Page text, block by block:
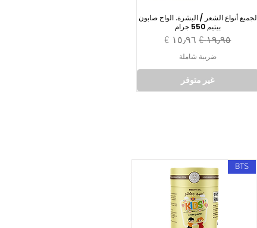
لجميع أنواع الشعر / البشرة. الواح صابون
بيتيم 550 جرام
سعر عادي‏١٩٫٩٥ € سعر البيع
ضريبة شاملة
غير متوفر
BTS